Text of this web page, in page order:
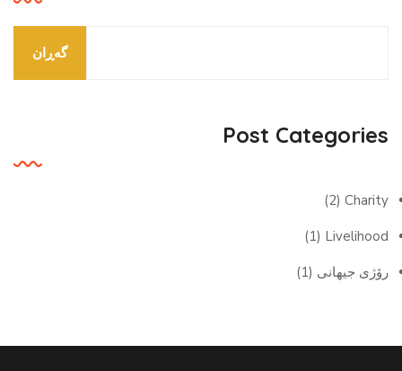
گه‌ڕان
Post Categories
Charity
(2)
Livelihood
(1)
رۆژی جیهانی (1)